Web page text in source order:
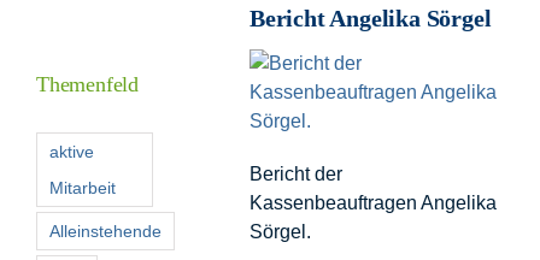
Kontakt
Bericht Angelika Sörgel
Bericht der
Kassenbeauftragen Angelika
Sörgel.
Themenfeld
aktive
Mitarbeit
Alleinstehende